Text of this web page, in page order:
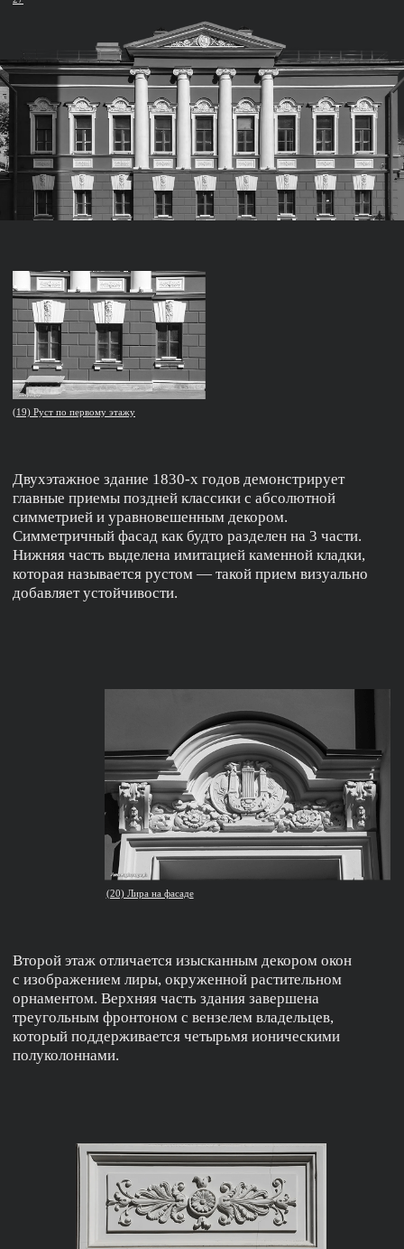
На фоне окружающей застройки этот дом
выделялся своей яркостью и праздничностью.
Здание выступает вперед двумя ризалитами с крупными
стрельчатыми окнами, внутри которых расположились
витражные стекла. Кровли этих ризалитов отличаются
друг от друга: первый имеет высокое шатровое
навершие, а второй украшен ступенчатым фигурным
аттиком. Яркий кирпичный фасад дополнен белым
декором в виде трифолиев и квадрифолиев, похожих
на лепестки клевера.
(25) Шатер
(23) Парковый фасад дома А.А. Бахрушина
(27) Трифоль с декором
в стрельчатой арке
На Новокузнецкой улице другой представитель семьи
Бахрушиных нанимает все того же архитектора Карла
Гиппиуса для оформления своей усадьбы.
ВОСПРОИЗВОДИЛИ, НО ЕЩЕ И СМЕШИВАЛИ
НА ОДНОМ ФАСАДЕ. ЭТОТ ПРИЕМ ПОЛУЧИЛ
НАЗВАНИЕ «ЭКЛЕКТИКА».